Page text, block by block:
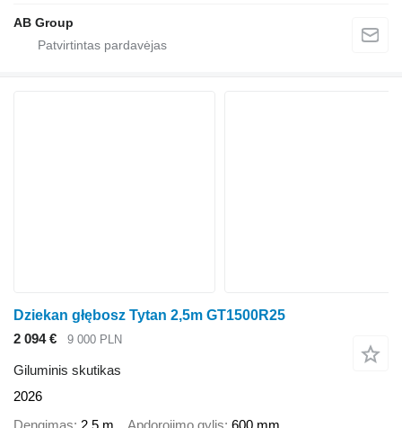
AB Group
Dziekan głębosz Tytan 2,5m GT1500R25
2 094 €
9 000 PLN
Giluminis skutikas
2026